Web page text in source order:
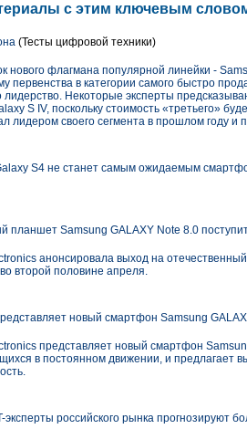
с этим ключевым
(Тесты цифровой техники)
нового флагмана популярной линейки -
первенства в категории самого быстро
лидерство. Некоторые эксперты
S IV, поскольку стоимость «третьего»
лидером своего сегмента в прошлом году и
S4 не станет самым ожидаемым
планшет Samsung GALAXY Note 8.0
анонсировала выход на
второй половине апреля.
новый смартфон Samsung
представляет новый смартфон
в постоянном движении, и предлагает
эксперты российского рынка прогнозируют